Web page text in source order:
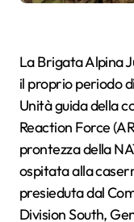
La Brigata Alpina
il proprio periodo
Unità guida della
Reaction Force
prontezza della
ospitata alla
presieduta dal
Division South,